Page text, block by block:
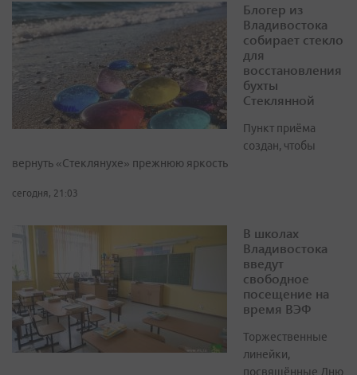
Блогер из
Владивостока
собирает стекло
для
восстановления
бухты
Стеклянной
Пункт приёма
создан, чтобы
вернуть «Стеклянухе» прежнюю яркость
сегодня, 21:03
В школах
Владивостока
введут
свободное
посещение на
время ВЭФ
Торжественные
линейки,
посвящённые Дню